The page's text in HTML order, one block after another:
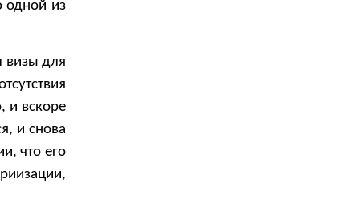
одной из
визы для
и вскоре
и снова
что его